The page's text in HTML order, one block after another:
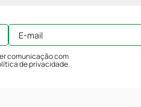
comunicação com
de privacidade.